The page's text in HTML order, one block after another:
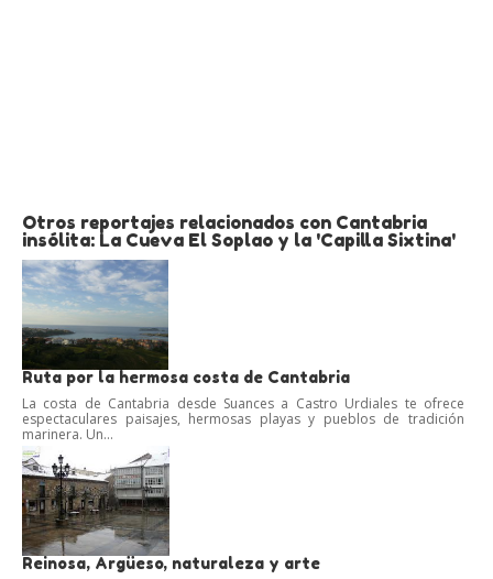
Otros reportajes relacionados con Cantabria
insólita: La Cueva El Soplao y la 'Capilla Sixtina'
Ruta por la hermosa costa de Cantabria
La costa de Cantabria desde Suances a Castro Urdiales te ofrece
espectaculares paisajes, hermosas playas y pueblos de tradición
marinera. Un...
Reinosa, Argüeso, naturaleza y arte